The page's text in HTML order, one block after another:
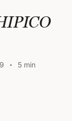
5 min